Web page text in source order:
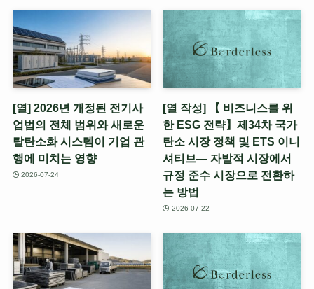
[열] 2026년 개정된 전기사
업법의 전체 범위와 새로운
탈탄소화 시스템이 기업 관
행에 미치는 영향
2026-07-24
[열 작성] 【 비즈니스를 위
한 ESG 전략】제34차 국가
탄소 시장 정책 및 ETS 이니
셔티브— 자발적 시장에서
규정 준수 시장으로 전환하
는 방법
2026-07-22